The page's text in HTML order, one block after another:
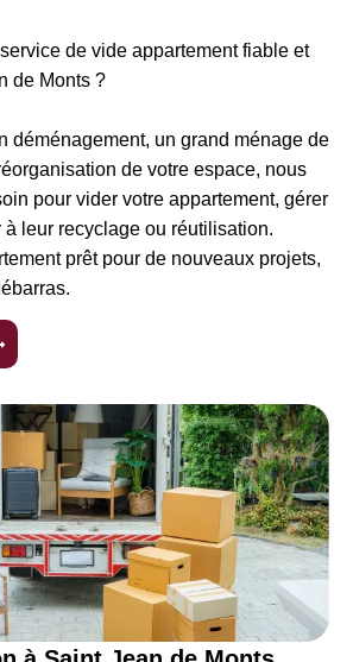
de vide appartement fiable et
de Monts ?
déménagement, un grand ménage de
de votre espace, nous
pour vider votre appartement, gérer
à leur recyclage ou réutilisation.
prêt pour de nouveaux projets,